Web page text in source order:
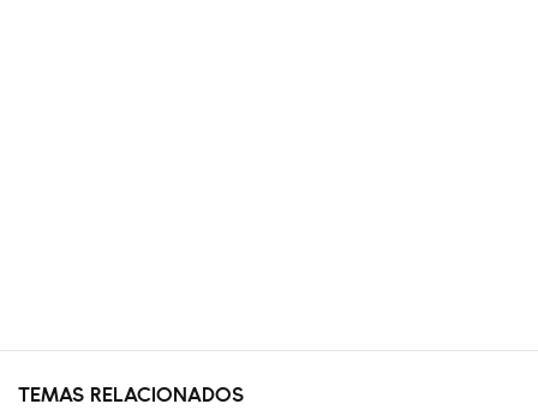
TEMAS RELACIONADOS